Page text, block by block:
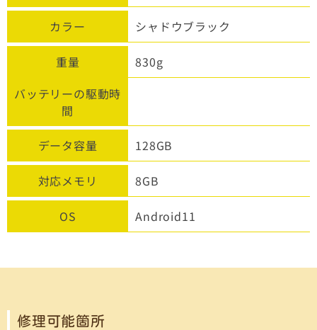
カラー シャドウブラック
重量
830g
バッテリーの駆動時
間
データ容量 128GB
対応メモリ 8GB
OS Android11
修理可能箇所